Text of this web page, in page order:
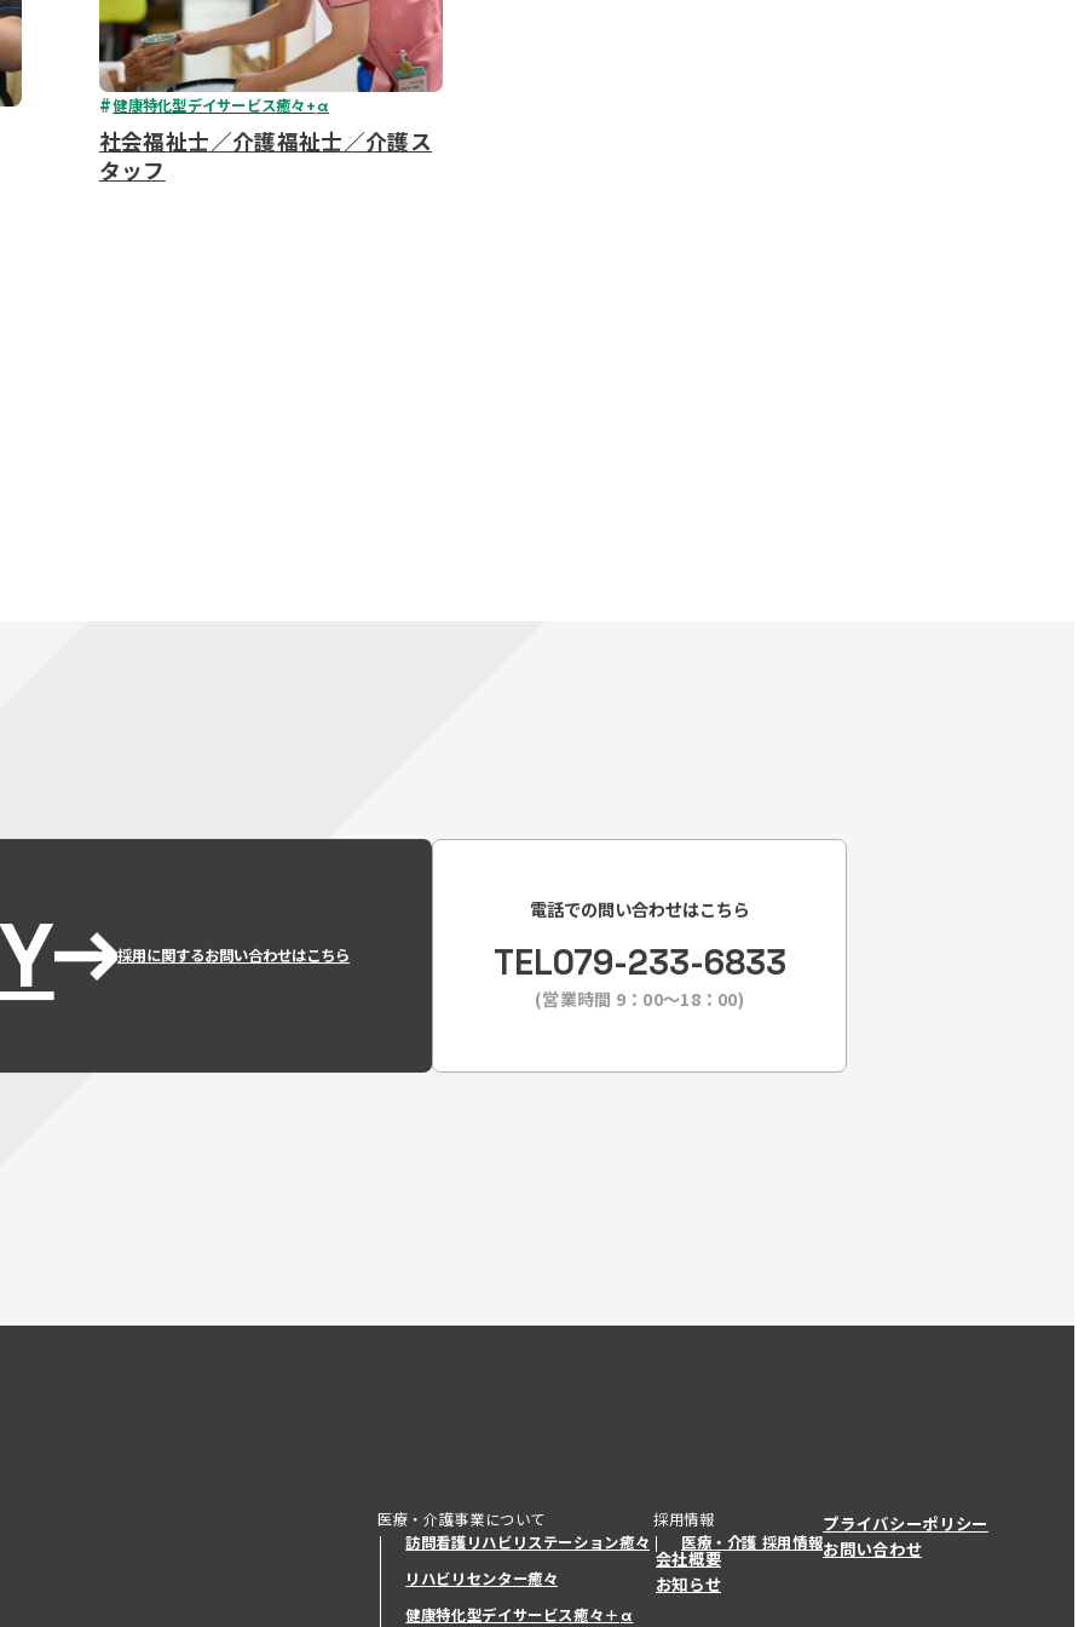
健康特化型デイサービス癒々+α
社会福祉士／介護福祉士／介護ス
タッフ
採用に関するお問い合わせはこちら
電話での問い合わせはこちら
TEL079-233-6833
(営業時間 9：00〜18：00)
医療・介護事業について
訪問看護リハビリステーション癒々
リハビリセンター癒々
健康特化型デイサービス癒々＋α
採用情報
医療・介護 採用情報
会社概要
お知らせ
プライバシーポリシー
お問い合わせ